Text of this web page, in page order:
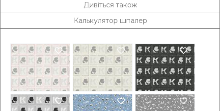
Дивіться також
Калькулятор шпалер